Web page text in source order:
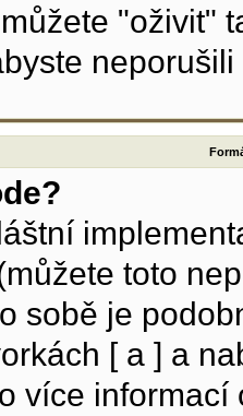
"oživit"
toto
sobě je
[ a ] a
více